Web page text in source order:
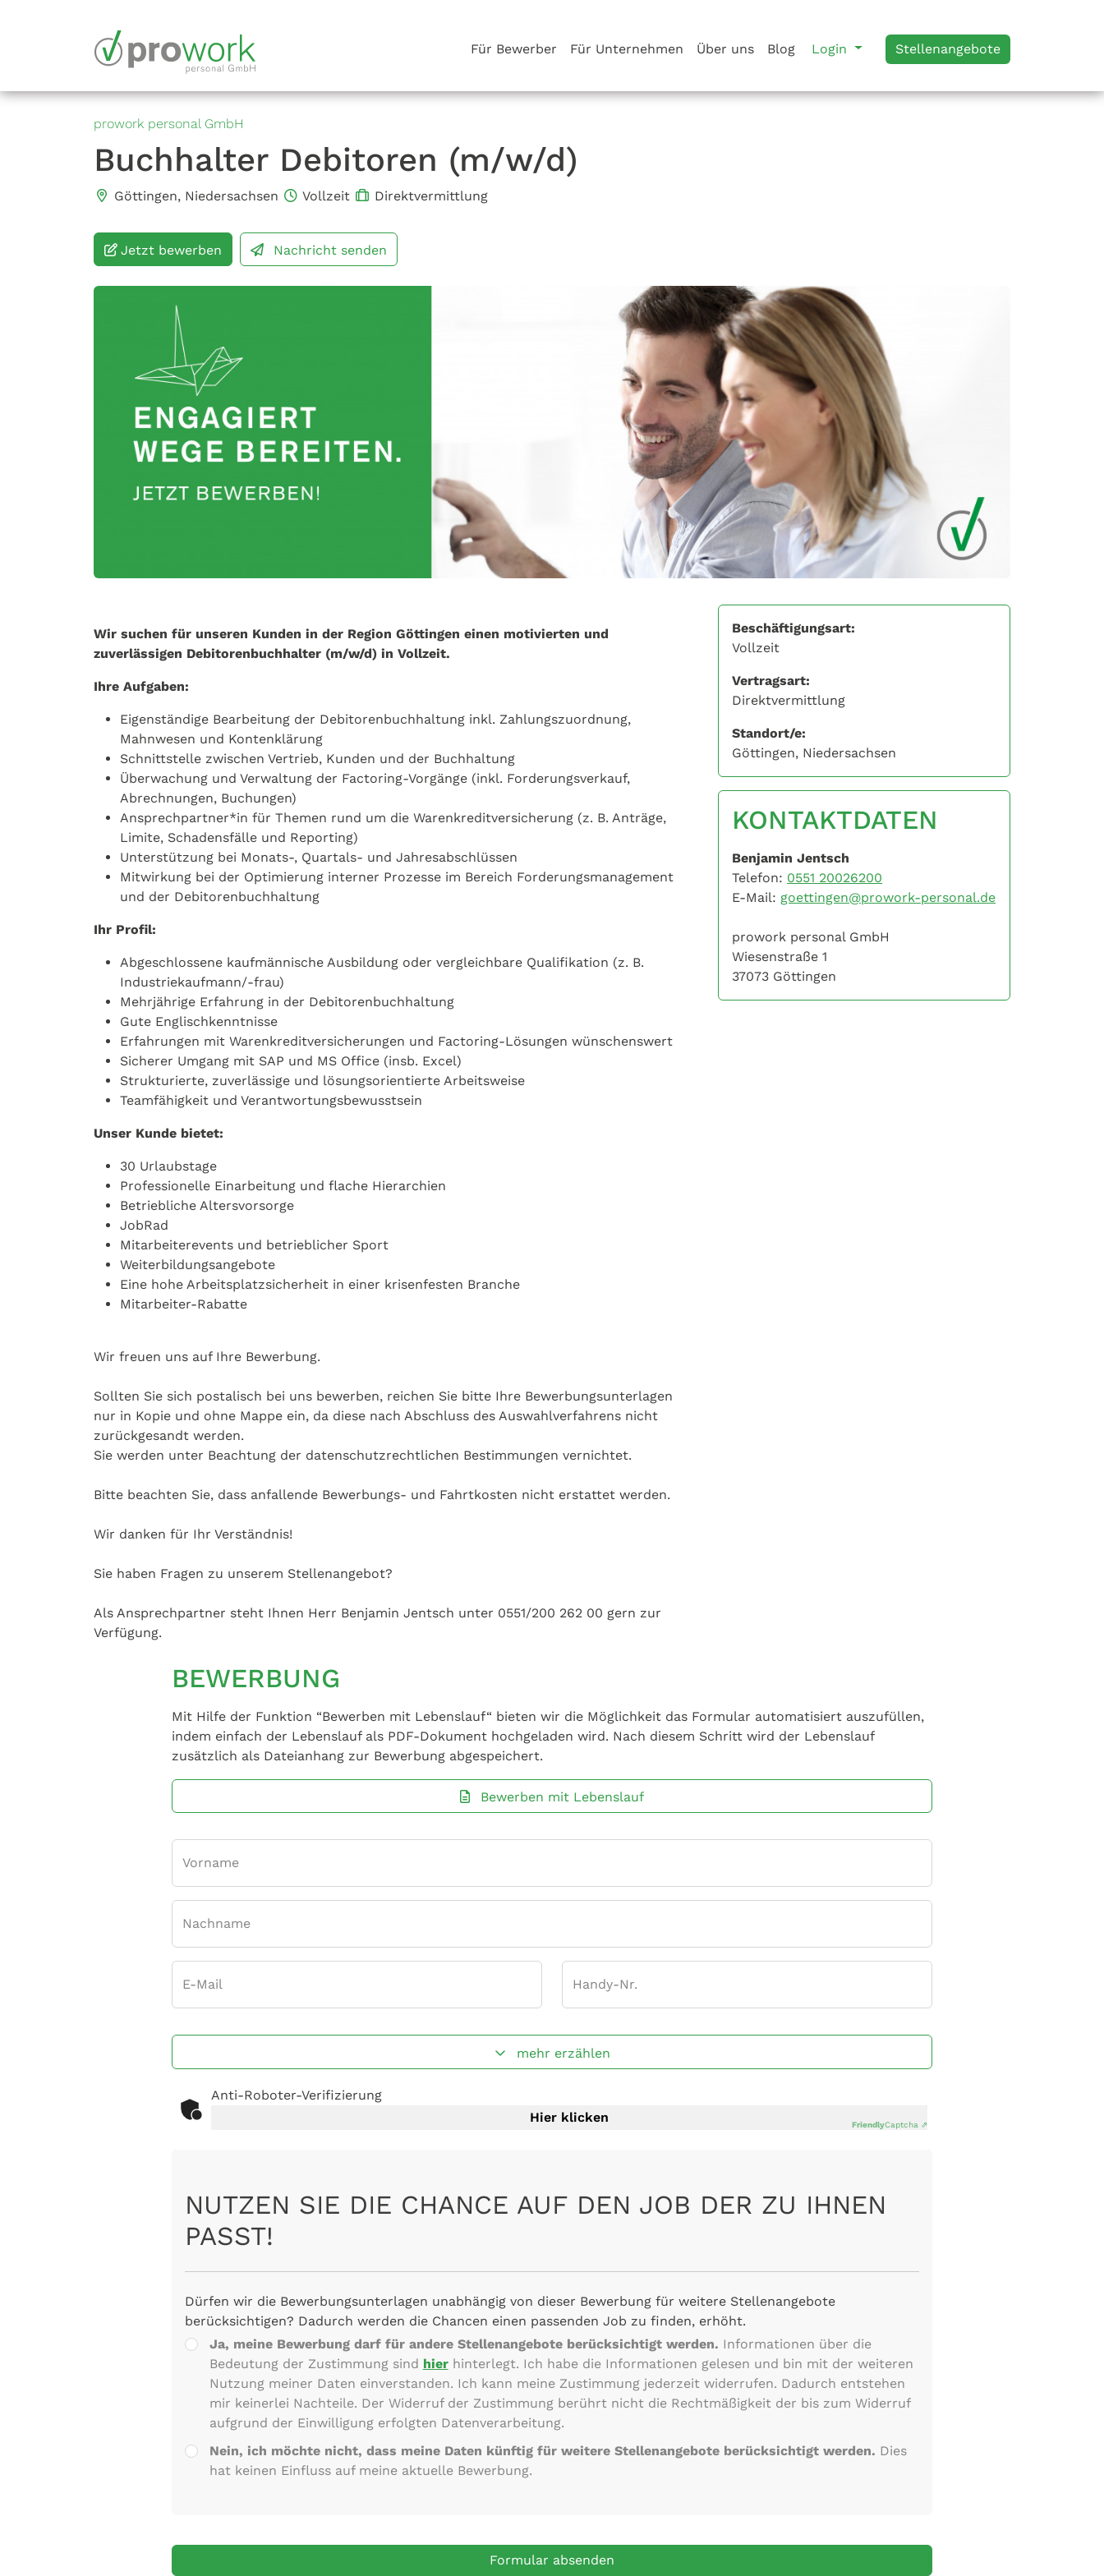
Für Bewerber Für Unternehmen Über uns Blog Login Stellenangebote
prowork personal GmbH
Buchhalter Debitoren (m/w/d)
Göttingen, Niedersachsen Vollzeit Direktvermittlung
Jetzt bewerben Nachricht senden
Wir suchen für unseren Kunden in der Region Göttingen einen motivierten und
zuverlässigen Debitorenbuchhalter (m/w/d) in Vollzeit.
Ihre Aufgaben:
Eigenständige Bearbeitung der Debitorenbuchhaltung inkl. Zahlungszuordnung,
Mahnwesen und Kontenklärung
Schnittstelle zwischen Vertrieb, Kunden und der Buchhaltung
Überwachung und Verwaltung der Factoring-Vorgänge (inkl. Forderungsverkauf,
Abrechnungen, Buchungen)
Ansprechpartner*in für Themen rund um die Warenkreditversicherung (z. B. Anträge,
Limite, Schadensfälle und Reporting)
Unterstützung bei Monats-, Quartals- und Jahresabschlüssen
Mitwirkung bei der Optimierung interner Prozesse im Bereich Forderungsmanagement
und der Debitorenbuchhaltung
Ihr Profil:
Abgeschlossene kaufmännische Ausbildung oder vergleichbare Qualifikation (z. B.
Industriekaufmann/-frau)
Mehrjährige Erfahrung in der Debitorenbuchhaltung
Gute Englischkenntnisse
Erfahrungen mit Warenkreditversicherungen und Factoring-Lösungen wünschenswert
Sicherer Umgang mit SAP und MS Office (insb. Excel)
Strukturierte, zuverlässige und lösungsorientierte Arbeitsweise
Teamfähigkeit und Verantwortungsbewusstsein
Unser Kunde bietet:
30 Urlaubstage
Professionelle Einarbeitung und flache Hierarchien
Betriebliche Altersvorsorge
JobRad
Mitarbeiterevents und betrieblicher Sport
Weiterbildungsangebote
Eine hohe Arbeitsplatzsicherheit in einer krisenfesten Branche
Mitarbeiter-Rabatte
Wir freuen uns auf Ihre Bewerbung.
Sollten Sie sich postalisch bei uns bewerben, reichen Sie bitte Ihre Bewerbungsunterlagen
nur in Kopie und ohne Mappe ein, da diese nach Abschluss des Auswahlverfahrens nicht
zurückgesandt werden.
Sie werden unter Beachtung der datenschutzrechtlichen Bestimmungen vernichtet.
Bitte beachten Sie, dass anfallende Bewerbungs- und Fahrtkosten nicht erstattet werden.
Wir danken für Ihr Verständnis!
Sie haben Fragen zu unserem Stellenangebot?
Als Ansprechpartner steht Ihnen Herr Benjamin Jentsch unter 0551/200 262 00 gern zur
Verfügung.
Beschäftigungsart:
Vollzeit
Vertragsart:
Direktvermittlung
Standort/e:
Göttingen, Niedersachsen
KONTAKTDATEN
Benjamin Jentsch
Telefon: 0551 20026200
E-Mail: goettingen@prowork-personal.de
prowork personal GmbH
Wiesenstraße 1
37073 Göttingen
BEWERBUNG
Mit Hilfe der Funktion “Bewerben mit Lebenslauf“ bieten wir die Möglichkeit das Formular automatisiert auszufüllen,
indem einfach der Lebenslauf als PDF-Dokument hochgeladen wird. Nach diesem Schritt wird der Lebenslauf
zusätzlich als Dateianhang zur Bewerbung abgespeichert.
Bewerben mit Lebenslauf
Vorname
Nachname
E-Mail Handy-Nr.
mehr erzählen
Anti-Roboter-Verifizierung
Hier klicken
FriendlyCaptcha ⇗
NUTZEN SIE DIE CHANCE AUF DEN JOB DER ZU IHNEN
PASST!
Dürfen wir die Bewerbungsunterlagen unabhängig von dieser Bewerbung für weitere Stellenangebote
berücksichtigen? Dadurch werden die Chancen einen passenden Job zu finden, erhöht.
Ja, meine Bewerbung darf für andere Stellenangebote berücksichtigt werden. Informationen über die
Bedeutung der Zustimmung sind hierhinterlegt. Ich habe die Informationen gelesen und bin mit der weiteren
Nutzung meiner Daten einverstanden. Ich kann meine Zustimmung jederzeit widerrufen. Dadurch entstehen
mir keinerlei Nachteile. Der Widerruf der Zustimmung berührt nicht die Rechtmäßigkeit der bis zum Widerruf
aufgrund der Einwilligung erfolgten Datenverarbeitung.
Nein, ich möchte nicht, dass meine Daten künftig für weitere Stellenangebote berücksichtigt werden. Dies
hat keinen Einfluss auf meine aktuelle Bewerbung.
Formular absenden